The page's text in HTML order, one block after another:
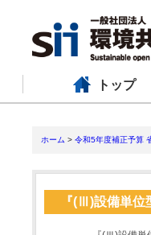
トップ
ホーム > 令和5年度補正予算
『(Ⅲ)設備単位